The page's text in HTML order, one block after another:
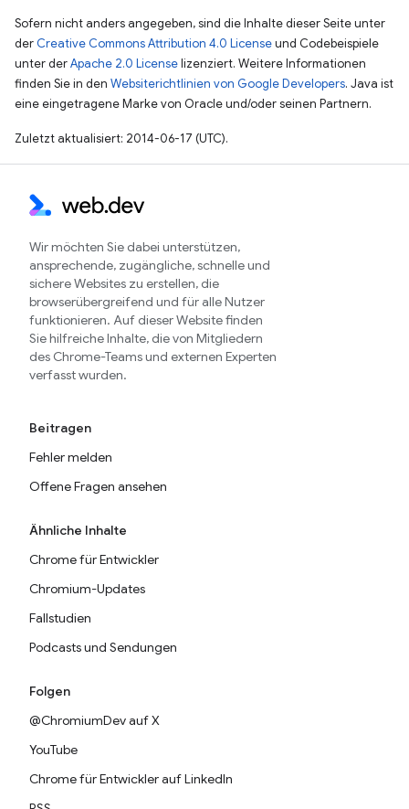
Sofern nicht anders angegeben, sind die Inhalte dieser Seite unter
der Creative Commons Attribution 4.0 Licenseund Codebeispiele
unter derApache 2.0 Licenselizenziert. Weitere Informationen
finden Sie in den Websiterichtlinien von Google Developers. Java ist
eine eingetragene Marke von Oracle und/oder seinen Partnern.
Zuletzt aktualisiert: 2014-06-17 (UTC).
Wir möchten Sie dabei unterstützen,
ansprechende, zugängliche, schnelle und
sichere Websites zu erstellen, die
browserübergreifend und für alle Nutzer
funktionieren. Auf dieser Website finden
Sie hilfreiche Inhalte, die von Mitgliedern
des Chrome-Teams und externen Experten
verfasst wurden.
Beitragen
Fehler melden
Offene Fragen ansehen
Ähnliche Inhalte
Chrome für Entwickler
Chromium-Updates
Fallstudien
Podcasts und Sendungen
Folgen
@ChromiumDev auf X
YouTube
Chrome für Entwickler auf LinkedIn